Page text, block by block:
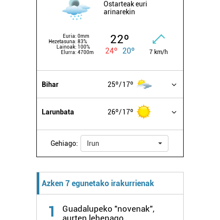
baliatzen gara. Ohar hau onartuz gero, teknologia hori
Ostarteak euri
arinarekin
Euria: 0mm
Hezetasuna: 83%
Lainoak: 100%
Elurra: 4700m
22º
24º 20º 7 km/h
Bihar 25º 17º
Larunbata 26º 17º
Gehiago: Irun
Azken 7 egunetako irakurrienak
1
Guadalupeko "novenak",